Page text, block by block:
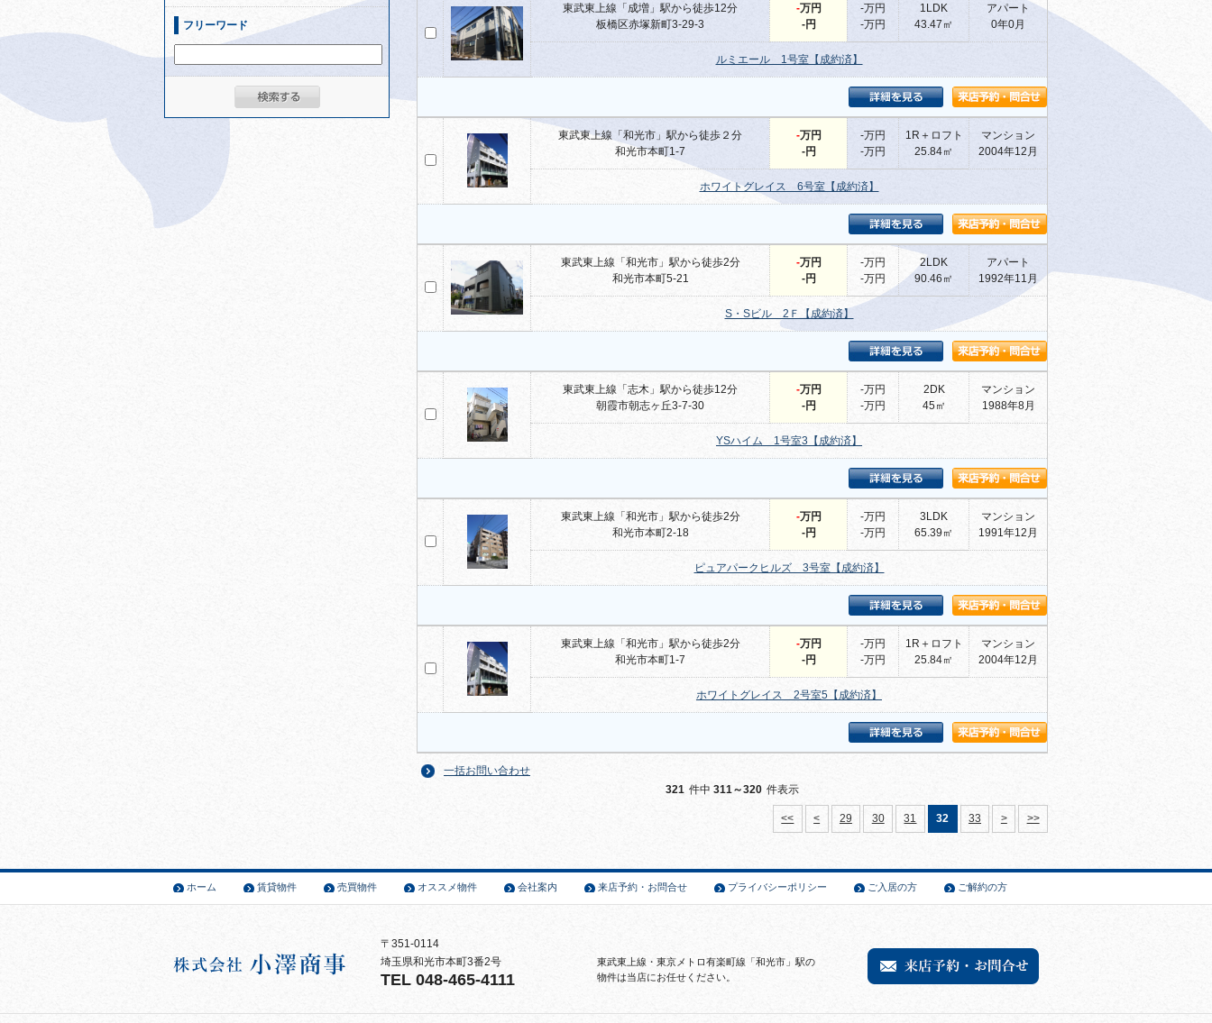
東武東上線「成増」駅から徒歩12分
板橋区赤塚新町3-29-3
-万円
-円
-万円
-万円
1LDK
43.47㎡
アパート
0年0月
ルミエール 1号室【成約済】
東武東上線「和光市」駅から徒歩２分
和光市本町1-7
-万円
-円
-万円
-万円
1R＋ロフト
25.84㎡
マンション
2004年12月
ホワイトグレイス 6号室【成約済】
東武東上線「和光市」駅から徒歩2分
和光市本町5-21
-万円
-円
-万円
-万円
2LDK
90.46㎡
アパート
1992年11月
S・Sビル 2Ｆ【成約済】
東武東上線「志木」駅から徒歩12分
朝霞市朝志ヶ丘3-7-30
-万円
-円
-万円
-万円
2DK
45㎡
マンション
1988年8月
YSハイム 1号室3【成約済】
東武東上線「和光市」駅から徒歩2分
和光市本町2-18
-万円
-円
-万円
-万円
3LDK
65.39㎡
マンション
1991年12月
ピュアパークヒルズ 3号室【成約済】
東武東上線「和光市」駅から徒歩2分
和光市本町1-7
-万円
-円
-万円
-万円
1R＋ロフト
25.84㎡
マンション
2004年12月
ホワイトグレイス 2号室5【成約済】
一括お問い合わせ
321 件中 311～320 件表示
<< < 29 30 31 32 33 > >>
フリーワード
ホーム 賃貸物件 売買物件 オススメ物件 会社案内 来店予約・お問合せ プライバシーポリシー ご入居の方 ご解約の方
〒351-0114
埼玉県和光市本町3番2号
TEL 048-465-4111
東武東上線・東京メトロ有楽町線「和光市」駅の
物件は当店にお任せください。